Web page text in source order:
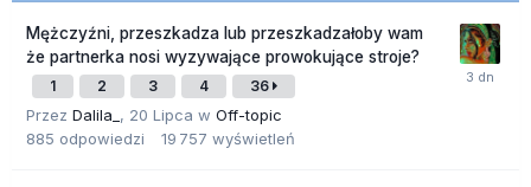
Mężczyźni, przeszkadza lub przeszkadzałoby wam
że partnerka nosi wyzywające prowokujące stroje?
1 2 3 4 36
Przez Dalila_ , 20 Lipca w Off-topic
885 odpowiedzi 19 757 wyświetleń